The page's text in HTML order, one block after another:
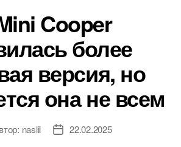
Cooper
более
версия, но
она не всем
naslil
Дата22.02.2025